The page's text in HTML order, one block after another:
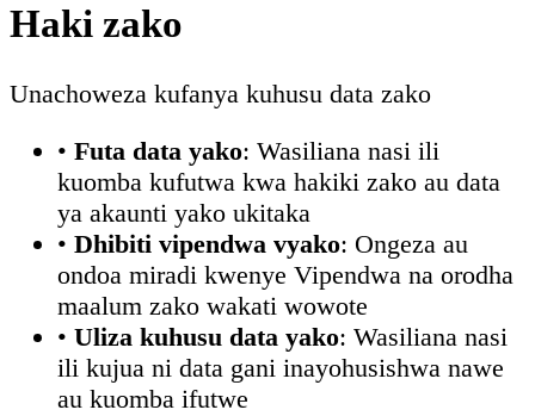
Haki zako
Unachoweza kufanya kuhusu data zako
• Futa data yako: Wasiliana nasi ili
kuomba kufutwa kwa hakiki zako au data
ya akaunti yako ukitaka
• Dhibiti vipendwa vyako: Ongeza au
ondoa miradi kwenye Vipendwa na orodha
maalum zako wakati wowote
• Uliza kuhusu data yako: Wasiliana nasi
ili kujua ni data gani inayohusishwa nawe
au kuomba ifutwe